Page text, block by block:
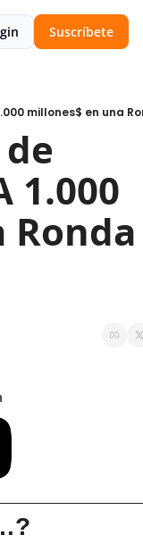
Suscríbete
millones$ en una
1.000